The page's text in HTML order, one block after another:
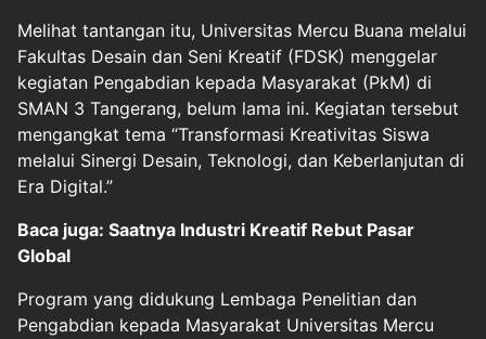
Melihat tantangan itu, Universitas Mercu Buana melalui
Fakultas Desain dan Seni Kreatif (FDSK) menggelar
kegiatan Pengabdian kepada Masyarakat (PkM) di
SMAN 3 Tangerang, belum lama ini. Kegiatan tersebut
mengangkat tema “Transformasi Kreativitas Siswa
melalui Sinergi Desain, Teknologi, dan Keberlanjutan di
Era Digital.”
Baca juga: Saatnya Industri Kreatif Rebut Pasar
Global
Program yang didukung Lembaga Penelitian dan
Pengabdian kepada Masyarakat Universitas Mercu